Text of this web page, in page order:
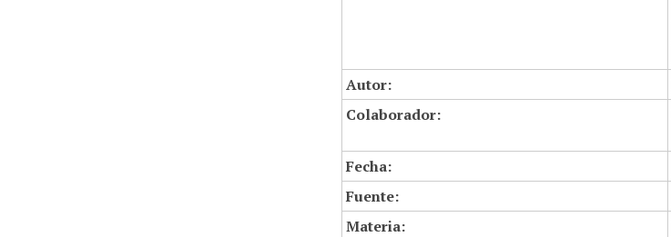
Autor:
Colaborador:
Fecha:
Fuente:
Materia: